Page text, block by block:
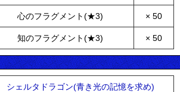
心のフラグメント(★3) × 50
知のフラグメント(★3) × 50
シェルタドラゴン(青き光の記憶を求め)